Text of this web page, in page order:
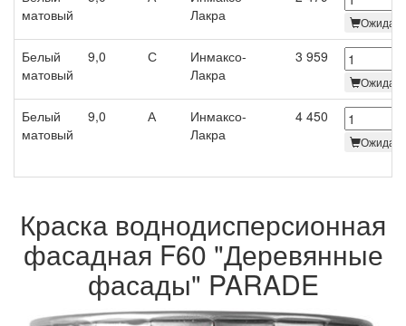
матовый
Лакра
Белый
матовый
9,0 С
Инмаксо-
Лакра
3 959
Белый
матовый
9,0 А
Инмаксо-
Лакра
4 450
Краска воднодисперсионная
фасадная F60 "Деревянные
фасады" PARADE